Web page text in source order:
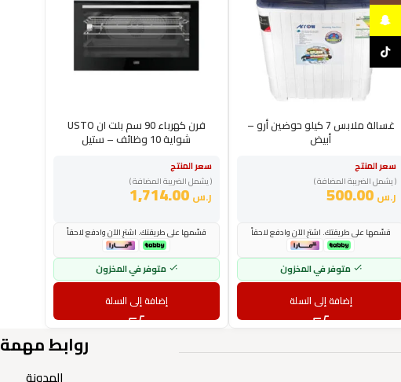
غسالة ملابس 7 كيلو حوضين أرو –
أبيض
سعر المنتج
( يشمل الضريبة المضافة )
ر.س500.00
قسّمها على طريقتك. اشترِ الآن وادفع لاحقاً
متوفر في المخزون
إضافة إلى السلة
فرن كهرباء 90 سم بلت ان USTO
شواية 10 وظائف – ستيل
سعر المنتج
( يشمل الضريبة المضافة )
ر.س1,714.00
قسّمها على طريقتك. اشترِ الآن وادفع لاحقاً
متوفر في المخزون
إضافة إلى السلة
روابط مهمة
Snapchat